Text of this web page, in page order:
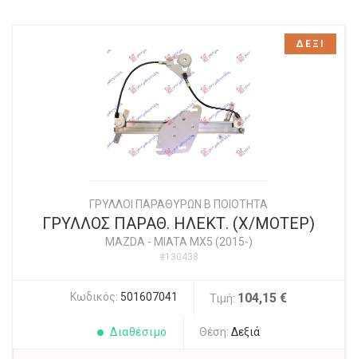
ΓΡΥΛΛΟΙ ΠΑΡΑΘΥΡΩΝ Β ΠΟΙΟΤΗΤΑ
ΓΡΥΛΛΟΣ ΠΑΡΑΘ. ΗΛΕΚΤ. (Χ/ΜΟΤΕΡ)
MAZDA- MIATA MX5 (2015-)
#130438
Κωδικός: 501607041 Τιμή: 104,15 €
Διαθέσιμο Θέση: Δεξιά
ΔΕΞΙ